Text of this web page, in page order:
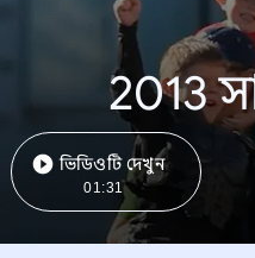
2013
ভিডিওটি দেখুন
01:31